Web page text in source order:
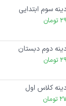
سوم ابتدایی
تومان
دوم دبستان
تومان
کلاس اول
تومان